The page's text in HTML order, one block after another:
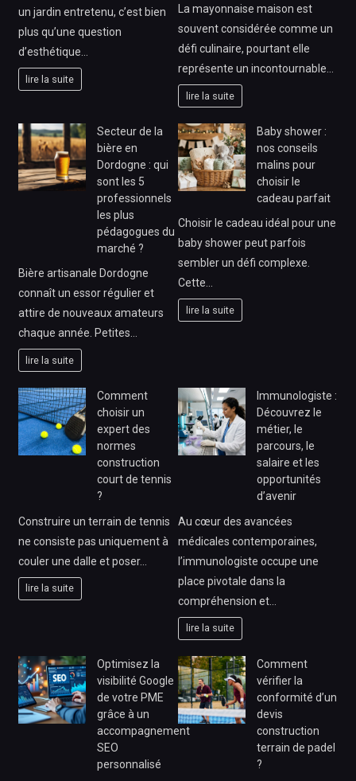
un jardin entretenu, c’est bien
plus qu’une question
d’esthétique…
lire la suite
La mayonnaise maison est
souvent considérée comme un
défi culinaire, pourtant elle
représente un incontournable…
lire la suite
Secteur de la
bière en
Dordogne : qui
sont les 5
professionnels
les plus
pédagogues du
marché ?
Bière artisanale Dordogne
connaît un essor régulier et
attire de nouveaux amateurs
chaque année. Petites…
lire la suite
Baby shower :
nos conseils
malins pour
choisir le
cadeau parfait
Choisir le cadeau idéal pour une
baby shower peut parfois
sembler un défi complexe.
Cette…
lire la suite
Comment
choisir un
expert des
normes
construction
court de tennis
?
Construire un terrain de tennis
ne consiste pas uniquement à
couler une dalle et poser…
lire la suite
Immunologiste :
Découvrez le
métier, le
parcours, le
salaire et les
opportunités
d’avenir
Au cœur des avancées
médicales contemporaines,
l’immunologiste occupe une
place pivotale dans la
compréhension et…
lire la suite
Optimisez la
visibilité Google
de votre PME
grâce à un
accompagnement
SEO
personnalisé
Comment
vérifier la
conformité d’un
devis
construction
terrain de padel
?